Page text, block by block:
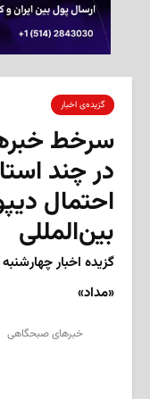
گزیده‌ی‌ اخبار
سرخط
در چند
احتمال
بین‌المللی
«مداد»
‌خبرهای صبحگاهی